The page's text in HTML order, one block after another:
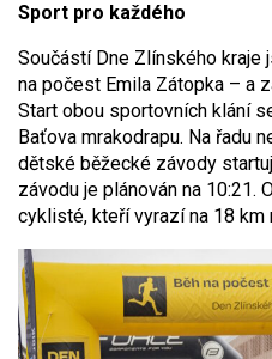
Sport pro každého
Součástí Dne Zlínského kraje
na počest Emila Zátopka – a
Start obou sportovních klání
Baťova mrakodrapu. Na řadu
dětské běžecké závody
závodu je plánován na 10:21.
cyklisté, kteří vyrazí na 18 km